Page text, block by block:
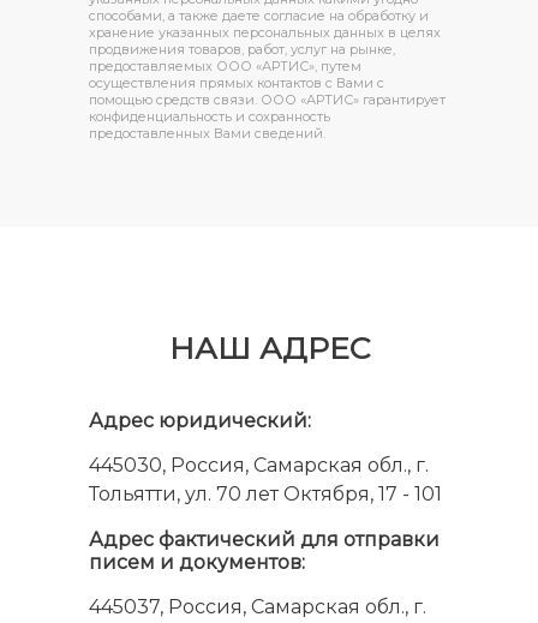
способами, а также даете согласие на обработку и
хранение указанных персональных данных в целях
продвижения товаров, работ, услуг на рынке,
предоставляемых ООО «АРТИС», путем
осуществления прямых контактов с Вами с
помощью средств связи. ООО «АРТИС» гарантирует
конфиденциальность и сохранность
предоставленных Вами сведений.
НАШ АДРЕС
Адрес юридический:
445030, Россия, Самарская обл., г.
Тольятти, ул. 70 лет Октября, 17 - 101
Адрес фактический для отправки
писем и документов:
445037, Россия, Самарская обл., г.